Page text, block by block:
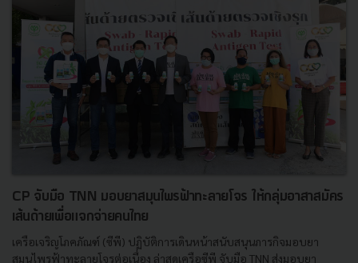
CP จับมือ TNN มอบยาสมุนไพรฟ้าทะลายโจร ให้กลุ่มอาสาสมัคร
เส้นด้ายเพื่อแจกจ่ายคนไทย
เครือเจริญโภคภัณฑ์ (ซีพี) ปฏิบัติการเดินหน้าสนับสนุนภารกิจมอบยา
สมุนไพรฟ้าทะลายโจรต่อเนื่อง ล่าสุดเครือซีพี จับมือ TNN ส่งมอบยา